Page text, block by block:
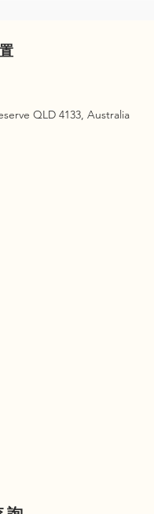
QLD 4133, Australia